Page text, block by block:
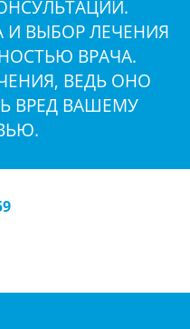
И ВЫБОР ЛЕЧЕНИЯ
ВРАЧА.
ВЕДЬ ОНО
ВРЕД ВАШЕМУ